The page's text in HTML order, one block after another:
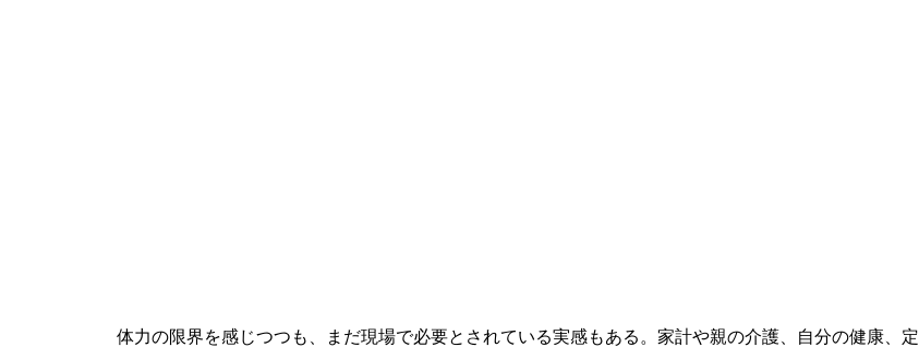
体力の限界を感じつつも、まだ現場で必要とされている実感もある。家計や親の介護、自分の健康、定